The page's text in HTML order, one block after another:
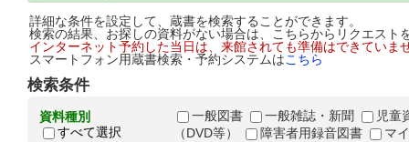
詳細な条件を設定して、蔵書を検索することができます。
検索の結果、お探しの資料がない場合は、こちらからリクエス
インターネット予約した当日は、来館されても準備はできてい
スマートフォン用蔵書検索・予約システムはこちら
検索条件
資料種別
すべて選択
一般図書 一般雑誌・新聞
児童
（DVD等）
障害者用録音図書 マ